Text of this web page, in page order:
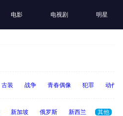
电影 电视剧 明星
古装 战争 青春偶像 犯罪 动作
新加坡 俄罗斯 新西兰 其他